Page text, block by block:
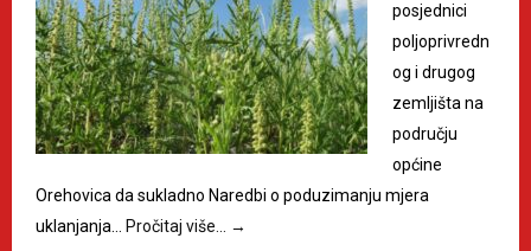
posjednici
poljoprivredn
og i drugog
zemljišta na
području
općine
Orehovica da sukladno Naredbi o poduzimanju mjera
uklanjanja… Pročitaj više… →